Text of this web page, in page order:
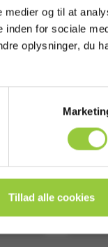
medier og til at
for sociale
oplysninger, du
Tillad alle cookies
EL-NR